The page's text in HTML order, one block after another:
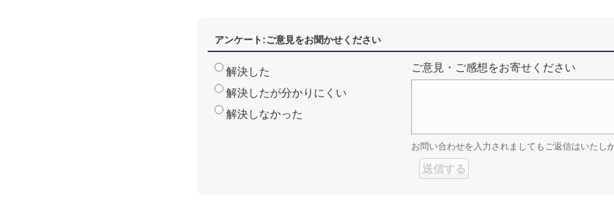
アンケート:ご意見をお聞かせください
解決した
解決したが分かりにくい
解決しなかった
ご意見・ご感想をお寄せください
お問い合わせを入力されましてもご返信はいたし